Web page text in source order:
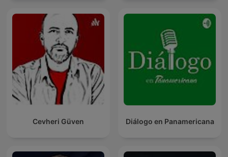
Cevheri Güven Diálogo en Panamericana